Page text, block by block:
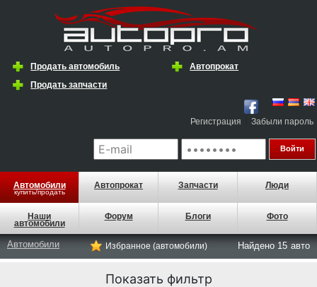
Продать автомобиль
Автопрокат
Продать запчасти
Регистрация Забыли пароль
Автомобили
купить/продать
Автопрокат Запчасти Люди
Наши
автомобили
Форум Блоги Фото
Автомобили Избранное (автомобили) Найдено 15 авто
Показать фильтр